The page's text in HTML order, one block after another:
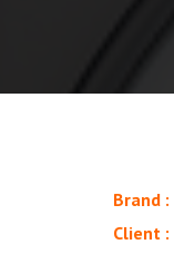
Brand :
Client :